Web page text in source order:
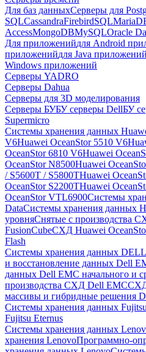
Для баз данныхСерверы для
SQLCassandraFirebirdSQL
AccessMongoDBMySQLOracle
Для приложенийдля Android
приложенийдля Java приложений
Windows приложений
Серверы YADRO
Серверы Dahua
Серверы для 3D моделирования
Серверы БУБУ серверы DellБУ
Supermicro
Системы хранения данных
V6Huawei OceanStor 5510 V6
OceanStor 6810 V6Huawei
OceanStor N8500Huawei
/ S5600T / S5800THuawei
OceanStor S2200THuawei
OceanStor VTL6900Системы
DataСистемы хранения данных
уровняСнятые с производства
FusionCubeСХД Huawei
Flash
Системы хранения данных
и восстановление данных Dell
данных Dell EMC начального и
производства СХД Dell EMCСХД
массивы и гибридные решения
Системы хранения данных Fujitsu
Fujitsu Eternus
Системы хранения данных
хранения LenovoПрограммно-